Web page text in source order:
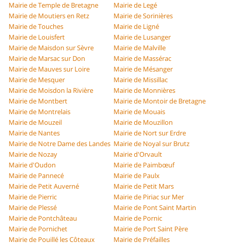
Mairie de Temple de Bretagne
Mairie de Legé
Mairie de Moutiers en Retz
Mairie de Sorinières
Mairie de Touches
Mairie de Ligné
Mairie de Louisfert
Mairie de Lusanger
Mairie de Maisdon sur Sèvre
Mairie de Malville
Mairie de Marsac sur Don
Mairie de Massérac
Mairie de Mauves sur Loire
Mairie de Mésanger
Mairie de Mesquer
Mairie de Missillac
Mairie de Moisdon la Rivière
Mairie de Monnières
Mairie de Montbert
Mairie de Montoir de Bretagne
Mairie de Montrelais
Mairie de Mouais
Mairie de Mouzeil
Mairie de Mouzillon
Mairie de Nantes
Mairie de Nort sur Erdre
Mairie de Notre Dame des Landes Mairie de Noyal sur Brutz
Mairie de Nozay
Mairie d'Orvault
Mairie d'Oudon
Mairie de Paimbœuf
Mairie de Pannecé
Mairie de Paulx
Mairie de Petit Auverné
Mairie de Petit Mars
Mairie de Pierric
Mairie de Piriac sur Mer
Mairie de Plessé
Mairie de Pont Saint Martin
Mairie de Pontchâteau
Mairie de Pornic
Mairie de Pornichet
Mairie de Port Saint Père
Mairie de Pouillé les Côteaux
Mairie de Préfailles